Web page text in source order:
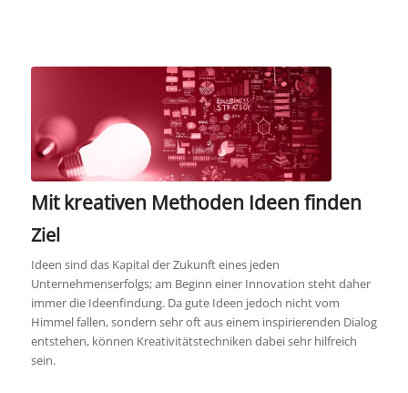
Mit kreativen Methoden Ideen finden
Ziel
Ideen sind das Kapital der Zukunft eines jeden
Unternehmenserfolgs; am Beginn einer Innovation steht daher
immer die Ideenfindung. Da gute Ideen jedoch nicht vom
Himmel fallen, sondern sehr oft aus einem inspirierenden Dialog
entstehen, können Kreativitätstechniken dabei sehr hilfreich
sein.